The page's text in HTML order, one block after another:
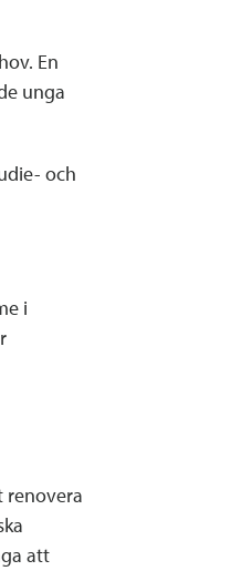
En
unga
och
i
renovera
att